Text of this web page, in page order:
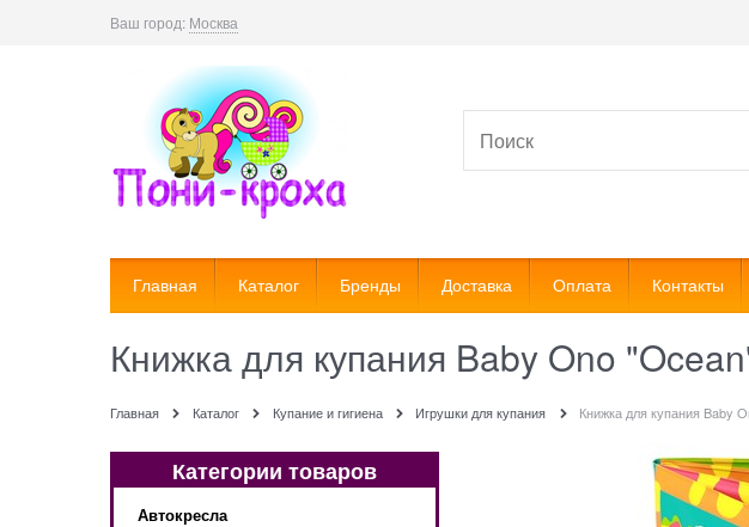
Ваш город: Москва
Главная Каталог Бренды Доставка Оплата Контакты
Книжка для купания Baby Ono
Главная Каталог Купание и гигиена Игрушки для купания Книжка для купания Baby
Категории товаров
Автокресла